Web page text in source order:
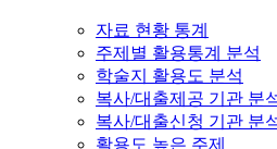
자료 현황 통계
주제별 활용통계 분석
학술지 활용도 분석
복사/대출제공 기관 분
복사/대출신청 기관 분
활용도 높은 주제